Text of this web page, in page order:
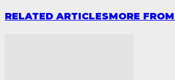
RELATED ARTICLESMORE